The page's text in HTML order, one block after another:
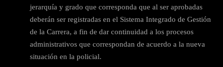
jerarquía y grado que corresponda que al ser aprobadas
deberán ser registradas en el Sistema Integrado de Gestión
de la Carrera, a fin de dar continuidad a los procesos
administrativos que correspondan de acuerdo a la nueva
situación en la policial.